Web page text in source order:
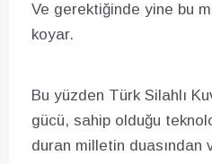
Ve gerektiğinde yine bu
koyar.
Bu yüzden Türk Silahlı
gücü, sahip olduğu
duran milletin duasından